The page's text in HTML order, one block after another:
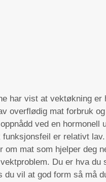
har vist at vektøkning er
overflødig mat forbruk
ved en hormonell
funksjonsfeil er relativt
om mat som hjelper deg
Du er hva du
du vil at god form så må